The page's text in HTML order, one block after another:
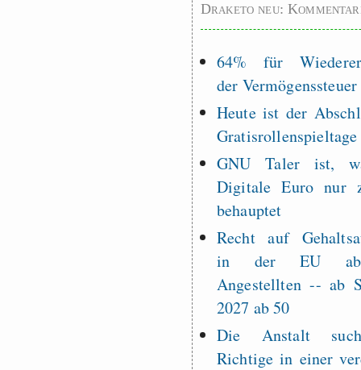
Draketo neu:
64% für
der Vermögenssteuer
Heute ist der
GNU Taler ist,
Digitale Euro nur
behauptet
Recht auf
in der EU
Angestellten -- ab
2027 ab 50
Die Anstalt
Richtige in einer